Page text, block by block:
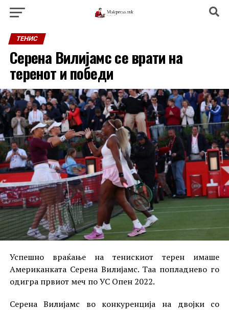
ТЕНИС
Серена Вилијамс се врати на
теренот и победи
Успешно враќање на тенискиот терен имаше
Американката Серена Вилијамс. Таа попладнево го
одигра првиот меч по УС Опен 2022.
Серена Вилијамс во конкуренција на двојки со